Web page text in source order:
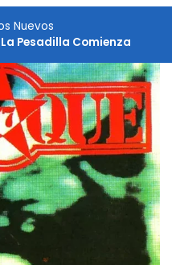
Nuevos
Pesadilla Comienza